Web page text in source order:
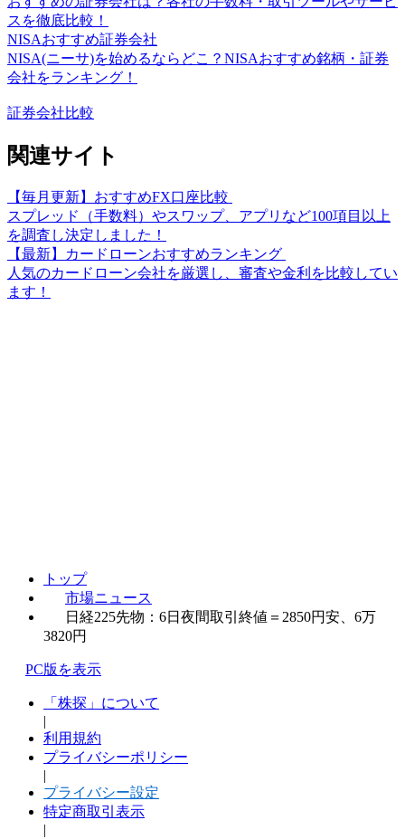
スを徹底比較！
NISAおすすめ証券会社
NISA(ニーサ)を始めるならどこ？NISAおすすめ銘柄・証券
会社をランキング！
証券会社比較
関連サイト
【毎月更新】おすすめFX口座比較
スプレッド（手数料）やスワップ、アプリなど100項目以上
を調査し決定しました！
【最新】カードローンおすすめランキング
人気のカードローン会社を厳選し、審査や金利を比較してい
ます！
トップ
市場ニュース
日経225先物：6日夜間取引終値＝2850円安、6万
3820円
PC版を表示
「株探」について
|
利用規約
プライバシーポリシー
|
プライバシー設定
特定商取引表示
|